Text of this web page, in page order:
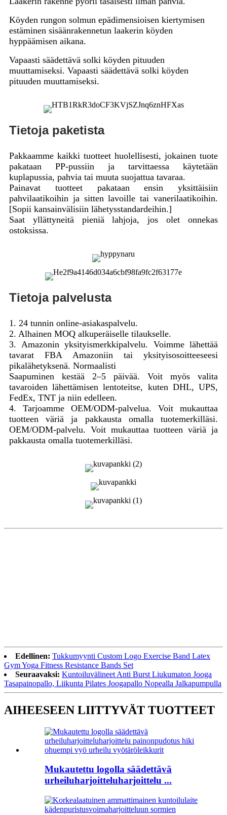
Köyden rungon solmun epädimensioisen kiertymisen
estäminen sisäänrakennetun laakerin köyden
hyppäämisen aikana.
Vapaasti säädettävä solki köyden pituuden
muuttamiseksi. Vapaasti säädettävä solki köyden
pituuden muuttamiseksi.
Tietoja paketista
Pakkaamme kaikki tuotteet huolellisesti, jokainen tuote
pakataan PP-pussiin ja tarvittaessa käytetään
kuplapussia, pahvia tai muuta suojattua tavaraa.
Painavat tuotteet pakataan ensin yksittäisiin
pahvilaatikoihin ja sitten lavoille tai vanerilaatikoihin.
[Sopii kansainvälisiin lähetysstandardeihin.]
Saat yllättyneitä pieniä lahjoja, jos olet onnekas
ostoksissa.
Tietoja palvelusta
1. 24 tunnin online-asiakaspalvelu.
2. Alhainen MOQ alkuperäiselle tilaukselle.
3. Amazonin yksityismerkkipalvelu. Voimme lähettää
tavarat FBA Amazoniin tai yksityisosoitteeseesi
pikalähetyksenä. Normaalisti
Saapuminen kestää 2–5 päivää. Voit myös valita
tavaroiden lähettämisen lentoteitse, kuten DHL, UPS,
FedEx, TNT ja niin edelleen.
4. Tarjoamme OEM/ODM-palvelua. Voit mukauttaa
tuotteen väriä ja pakkausta omalla tuotemerkilläsi.
OEM/ODM-palvelu. Voit mukauttaa tuotteen väriä ja
pakkausta omalla tuotemerkilläsi.
Edellinen: Tukkumyynti Custom Logo Exercise Band Latex
Gym Yoga Fitness Resistance Bands Set
Seuraavaksi: Kuntoiluvälineet Anti Burst Liukumaton Jooga
Tasapainopallo, Liikunta Pilates Joogapallo Nopealla Jalkapumpulla
AIHEESEEN LIITTYVÄT TUOTTEET
Mukautettu logolla säädettävä
urheiluharjoitteluharjoittelu ...